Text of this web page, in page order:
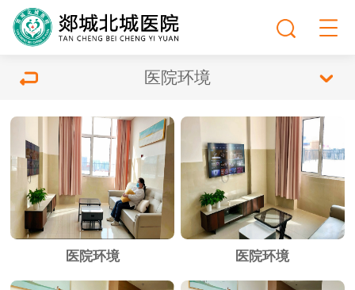
医院环境
医院环境 医院环境